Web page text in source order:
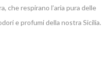
che respirano l’aria pura delle
e profumi della nostra Sicilia.